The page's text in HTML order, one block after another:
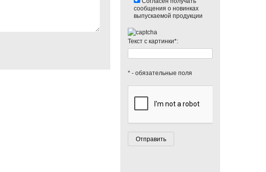
сообщения о новинках
выпускаемой продукции
Текст с картинки*:
* - обязательные поля